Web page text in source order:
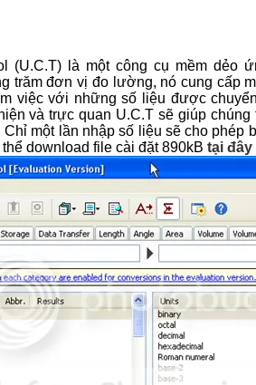
(U.C.T) là một công cụ mềm dẻo
trăm đơn vị đo lường, nó cung cấp
việc với những số liệu được
và trực quan U.C.T sẽ giúp
Chỉ một lần nhập số liệu sẽ cho phép
download file cài đặt 890kB tại đây